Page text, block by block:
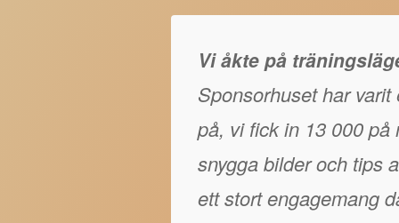
Vi åkte på
Sponsorhuset har
på, vi fick in 13 000 på
snygga bilder och tips
ett stort engagemang